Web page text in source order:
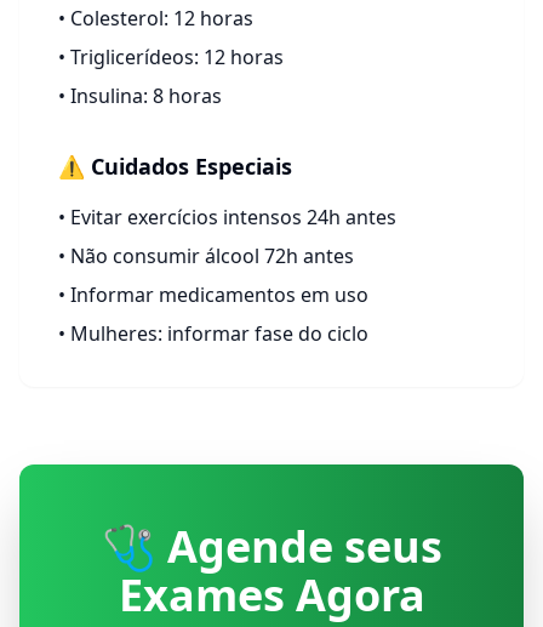
• Colesterol: 12 horas
• Triglicerídeos: 12 horas
• Insulina: 8 horas
⚠️ Cuidados Especiais
• Evitar exercícios intensos 24h antes
• Não consumir álcool 72h antes
• Informar medicamentos em uso
• Mulheres: informar fase do ciclo
🩺 Agende seus
Exames Agora